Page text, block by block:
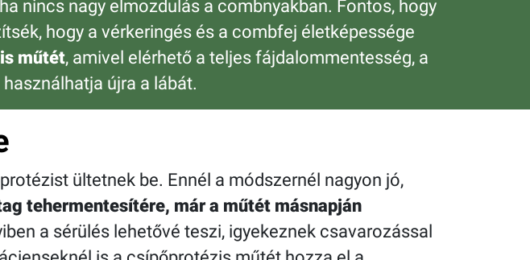
nincs nagy elmozdulás a combnyakban. Fontos, hogy
hogy a vérkeringés és a combfej életképessége
műtét, amivel elérhető a teljes fájdalommentesség, a
újra a lábát.
ültetnek be. Ennél a módszernél nagyon jó,
tehermentesítére, már a műtét másnapján
a sérülés lehetővé teszi, igyekeznek csavarozással